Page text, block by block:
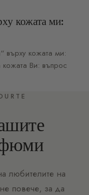
кожата ми:
кожата ми:
Ви: въпрос
любителите на
повече, за да